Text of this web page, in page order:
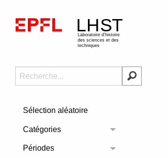
Sélection aléatoire
Catégories
Toggle menu
Périodes
Toggle menu